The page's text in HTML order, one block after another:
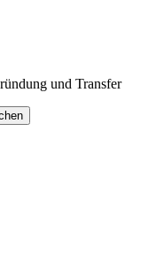
und Transfer